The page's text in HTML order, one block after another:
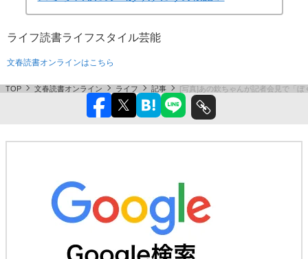
ライフ読書ライフスタイル芸能
文春読書オンラインはこちら
TOP 文春読書オンライン ライフ 記事 [写真]あの欽ちゃんが記者会見で「